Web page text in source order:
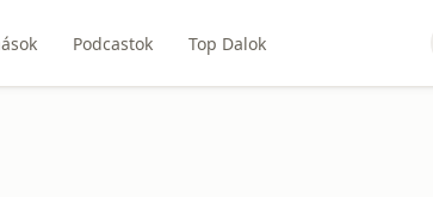
Podcastok Top Dalok